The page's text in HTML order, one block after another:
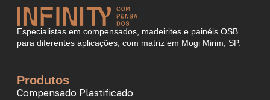
Especialistas em compensados, madeirites e painéis OSB
para diferentes aplicações, com matriz em Mogi Mirim, SP.
Produtos
Compensado Plastificado